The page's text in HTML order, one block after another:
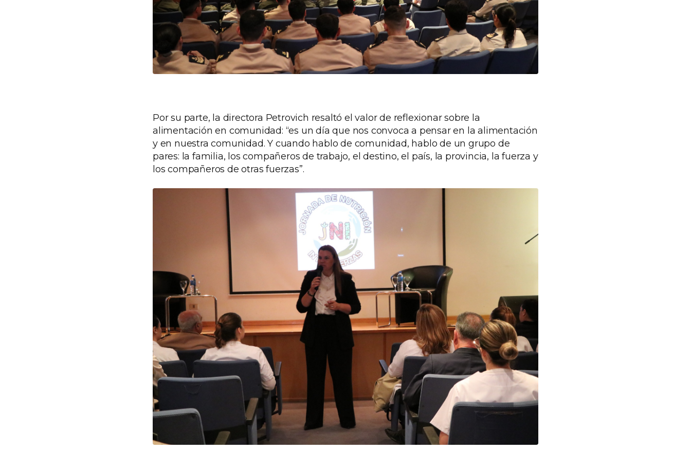
Por su parte, la directora Petrovich resaltó el valor de reflexionar sobre la
alimentación en comunidad: “es un día que nos convoca a pensar en la alimentación
y en nuestra comunidad. Y cuando hablo de comunidad, hablo de un grupo de
pares: la familia, los compañeros de trabajo, el destino, el país, la provincia, la fuerza y
los compañeros de otras fuerzas”.